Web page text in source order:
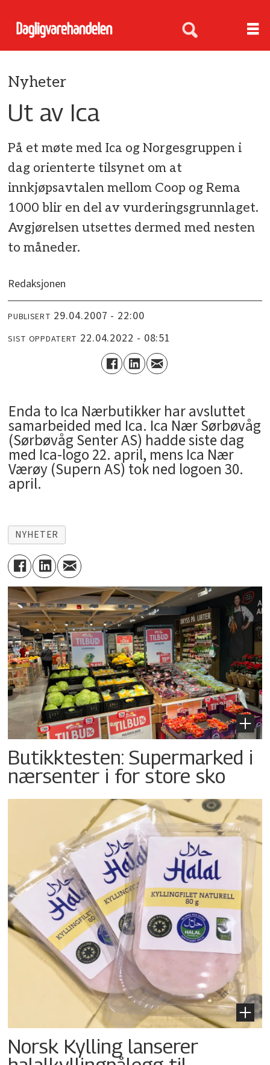
Nyheter
Ut av Ica
På et møte med Ica og Norgesgruppen i
dag orienterte tilsynet om at
innkjøpsavtalen mellom Coop og Rema
1000 blir en del av vurderingsgrunnlaget.
Avgjørelsen utsettes dermed med nesten
to måneder.
Redaksjonen
PUBLISERT 29.04.2007 - 22:00
SIST OPPDATERT 22.04.2022 - 08:51
Enda to Ica Nærbutikker har avsluttet
samarbeided med Ica. Ica Nær Sørbøvåg
(Sørbøvåg Senter AS) hadde siste dag
med Ica-logo 22. april, mens Ica Nær
Værøy (Supern AS) tok ned logoen 30.
april.
NYHETER
Butikktesten: Supermarked i
nærsenter i for store sko
Norsk Kylling lanserer